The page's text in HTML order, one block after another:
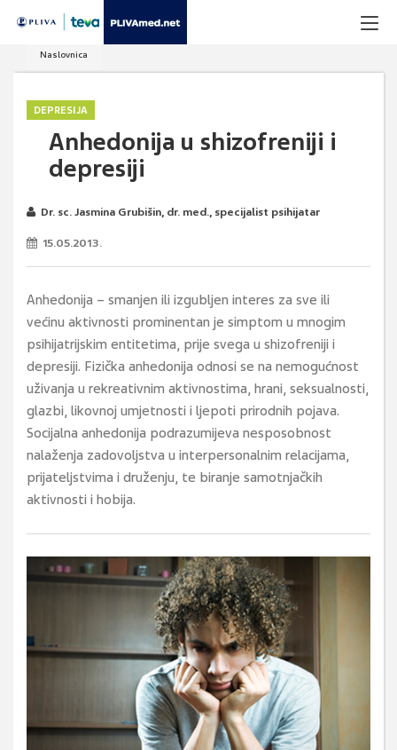
Naslovnica
DEPRESIJA
Anhedonija u shizofreniji i
depresiji
Dr. sc. Jasmina Grubišin, dr. med., specijalist psihijatar
15.05.2013.
Anhedonija – smanjen ili izgubljen interes za sve ili
većinu aktivnosti prominentan je simptom u mnogim
psihijatrijskim entitetima, prije svega u shizofreniji i
depresiji. Fizička anhedonija odnosi se na nemogućnost
uživanja u rekreativnim aktivnostima, hrani, seksualnosti,
glazbi, likovnoj umjetnosti i ljepoti prirodnih pojava.
Socijalna anhedonija podrazumijeva nesposobnost
nalaženja zadovoljstva u interpersonalnim relacijama,
prijateljstvima i druženju, te biranje samotnjačkih
aktivnosti i hobija.